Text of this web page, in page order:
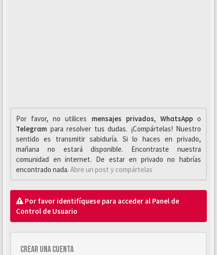
Por favor, no utilices mensajes privados, WhαtsAppo
Telegrαm para resolver tus dudas. ¡Compártelas! Nuestro
sentido es transmitir sabiduría. Si lo haces en privado,
mañana no estará disponible. Encontraste nuestra
comunidad en internet. De estar en privado no habrías
encontrado nada. Abre un post y compártelas
Por favor identifíquese para acceder al Panel de
Control de Usuario
Crear una cuenta